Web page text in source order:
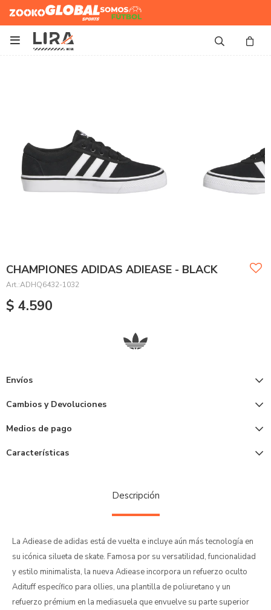
Zooko Global Sports
Somos
Futbol

CHAMPIONES ADIDAS ADIEASE - BLACK
ADHQ6432-1032
$ 4.590
Envíos
Cambios y Devoluciones
Medios de pago
Características
Descripción
La Adiease de adidas está de vuelta e incluye aún más tecnología en
su icónica silueta de skate. Famosa por su versatilidad, funcionalidad
y estilo minimalista, la nueva Adiease incorpora un refuerzo oculto
Adituff específico para ollies, una plantilla de poliuretano y un
refuerzo prémium en la mediasuela que envuelve su parte superior